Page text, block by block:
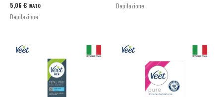
5,06 € IVATO
Depilazione
Depilazione